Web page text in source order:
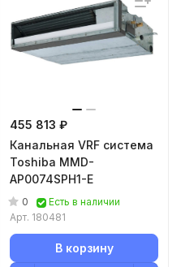
455 813 ₽
Канальная VRF система
Toshiba MMD-
AP0074SPH1-E
0
Есть в наличии
Арт. 180481
В корзину